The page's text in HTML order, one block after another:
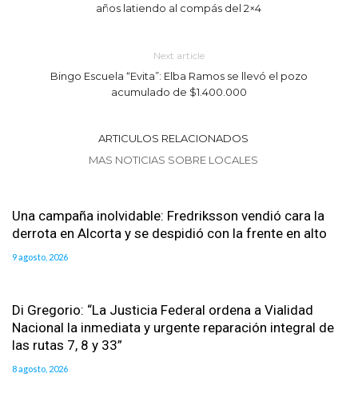
años latiendo al compás del 2×4
Next article
Bingo Escuela “Evita”: Elba Ramos se llevó el pozo
acumulado de $1.400.000
ARTICULOS RELACIONADOS
MAS NOTICIAS SOBRE LOCALES
Una campaña inolvidable: Fredriksson vendió cara la
derrota en Alcorta y se despidió con la frente en alto
9 agosto, 2026
Di Gregorio: “La Justicia Federal ordena a Vialidad
Nacional la inmediata y urgente reparación integral de
las rutas 7, 8 y 33”
8 agosto, 2026